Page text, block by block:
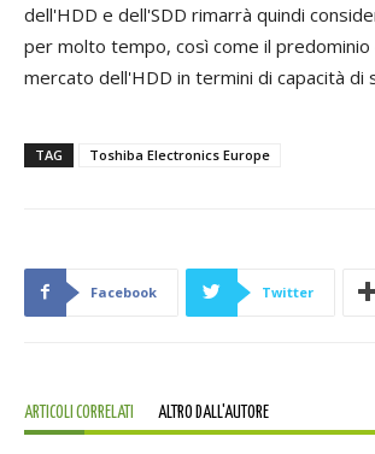
dell'HDD e dell'SDD rimarrà quindi
per molto tempo, così come il
mercato dell'HDD in termini di capacità di
TAG Toshiba Electronics Europe
Facebook Twitter
ARTICOLI CORRELATI ALTRO DALL'AUTORE